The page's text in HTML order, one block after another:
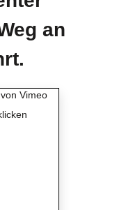
an
Vimeo